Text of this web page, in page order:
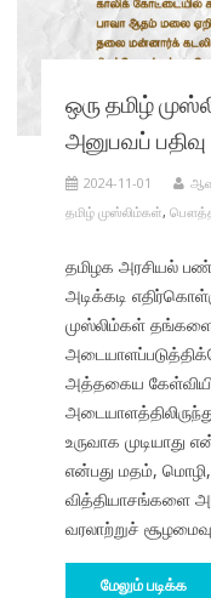
ஒரு தமிழ்
அனுபவப் பதிவு
2024-11-01
தமிழ் முஸ்லிம்கள்,
தமிழக அரசியல்
அடிக்கடி
முஸ்லிம்கள்
அத்தகைய
உருவாக
என்பது மதம்,
வித்தியாசங்களை
வரலாற்றுச்
மேலும் படிக்க